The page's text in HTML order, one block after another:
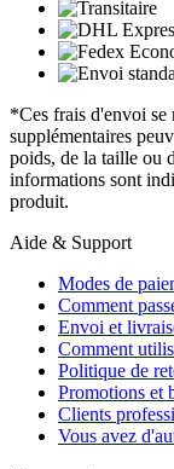
*Ces frais d'envoi se
supplémentaires
poids, de la taille ou
informations sont
produit.
Aide & Support
Modes de
Comment
Envoi et
Comment
Politique de
Promotions et
Clients
Vous avez